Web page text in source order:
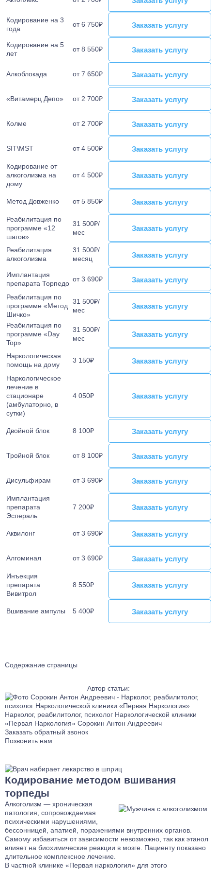
Лечение тревожного расстройства
Лечение фантомных болей
Лечение аффективного расстройства
Лечение бессонницы
Лечение лунатизма
Лечение аутоагрессии
Лечение аутофобии
Лечение канцерофобии
Лечение мании величия
Лечение орторексии
Лечение прозопагнозии
Психиатрическая клиника
Кодирование на 3
года
от 6 750₽ Заказать услугу
Заказать услугу
Кодирование на 5
лет
от 8 550₽ Заказать услугу
Заказать услугу
Алкоблокада от 7 650₽ Заказать услугу
Заказать услугу
«Витамерц Депо» от 2 700₽ Заказать услугу
Заказать услугу
Колме от 2 700₽ Заказать услугу
Заказать услугу
SIT\MST от 4 500₽ Заказать услугу
Заказать услугу
Кодирование от
алкоголизма на
дому
от 4 500₽ Заказать услугу
Заказать услугу
Метод Довженко от 5 850₽ Заказать услугу
Заказать услугу
Реабилитация по
программе «12
шагов»
31 500₽/
мес
Заказать услугу
Заказать услугу
Реабилитация
алкоголизма
31 500₽/
месяц
Заказать услугу
Заказать услугу
Имплантация
препарата Торпедо
от 3 690₽ Заказать услугу
Заказать услугу
Реабилитация по
программе «Метод
Шичко»
31 500₽/
мес
Заказать услугу
Заказать услугу
Реабилитация по
программе «Day
Top»
31 500₽/
мес
Заказать услугу
Заказать услугу
Наркологическая
помощь на дому
3 150₽ Заказать услугу
Заказать услугу
Наркологическое
лечение в
стационаре
(амбулаторно, в
сутки)
4 050₽ Заказать услугу
Заказать услугу
Двойной блок 8 100₽ Заказать услугу
Заказать услугу
Тройной блок от 8 100₽ Заказать услугу
Заказать услугу
Дисульфирам от 3 690₽ Заказать услугу
Заказать услугу
Имплантация
препарата
Эспераль
7 200₽ Заказать услугу
Заказать услугу
Аквилонг от 3 690₽ Заказать услугу
Заказать услугу
Алгоминал от 3 690₽ Заказать услугу
Заказать услугу
Инъекция
препарата
Вивитрол
8 550₽ Заказать услугу
Заказать услугу
Вшивание ампулы 5 400₽ Заказать услугу
Заказать услугу
Содержание страницы
Автор статьи:
Нарколог, реабилитолог, психолог Наркологической клиники
«Первая Наркология» Сорокин Антон Андреевич
Заказать обратный звонок
Позвонить нам
Кодирование методом вшивания
торпеды
Алкоголизм — хроническая
патология, сопровождаемая
психическими нарушениями,
бессонницей, апатией, поражениями внутренних органов.
Самому избавиться от зависимости невозможно, так как этанол
влияет на биохимические реакции в мозге. Пациенту показано
длительное комплексное лечение.
В частной клинике «Первая наркология» для этого